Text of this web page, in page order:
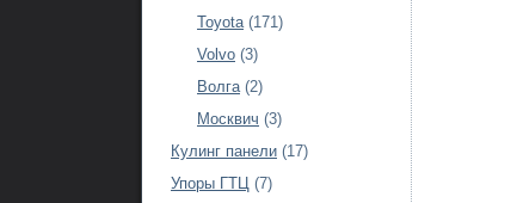
Toyota (171)
Volvo (3)
Волга (2)
Москвич (3)
Кулинг панели (17)
Упоры ГТЦ (7)